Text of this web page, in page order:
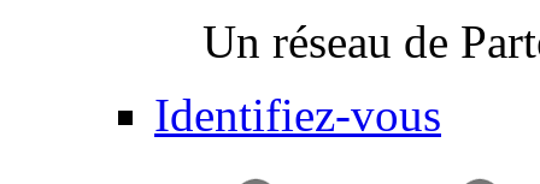
Un réseau de
Identifiez-vous